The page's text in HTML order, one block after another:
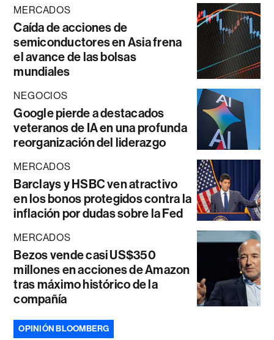
MERCADOS
Caída de acciones de
semiconductores en Asia frena
el avance de las bolsas
mundiales
NEGOCIOS
Google pierde a destacados
veteranos de IA en una profunda
reorganización del liderazgo
MERCADOS
Barclays y HSBC ven atractivo
en los bonos protegidos contra la
inflación por dudas sobre la Fed
MERCADOS
Bezos vende casi US$350
millones en acciones de Amazon
tras máximo histórico de la
compañía
OPINIÓN BLOOMBERG